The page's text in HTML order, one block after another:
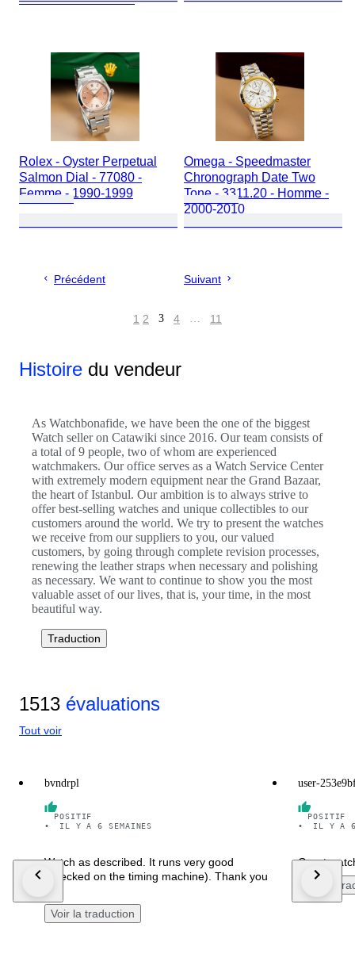
Rolex - Oyster Perpetual
Salmon Dial - 77080 -
Femme - 1990-1999
Omega - Speedmaster
Chronograph Date Two
Tone - 3311.20 - Homme -
2000-2010
Précédent Suivant
1 2 3 4 … 11
Histoire du vendeur
As Watchbonafide, we have been the one of the biggest
Watch seller on Catawiki since 2016. Our team consists of
a total of 9 people, two of whom are experienced
watchmakers. Our office serves as a Watch Service Center
with extremely modern equipment near the Grand Bazaar,
the heart of Istanbul. Our ambition is to always strive to
offer best-selling watches and unique collectibles to our
customers around the world. We try to present the watches
we receive from our suppliers to you, our valued
customers, by going through complete revision processes,
renewing the leather straps when necessary and polishing
as necessary. We want to continue to show you the most
valuable asset of our lives, that is, your time, in the most
beautiful way.
Traduction
1513 évaluations
Tout voir
bvndrpl
POSITIF
•
IL Y A 6 SEMAINES
Watch as described. It runs very good
(checked on the timing machine). Thank you
Voir la traduction
user-
POSITIF
•
IL Y A 6
Great
Voir la